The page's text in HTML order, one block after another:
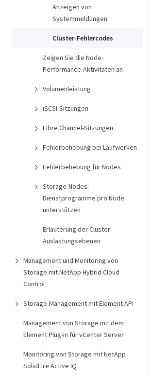
Anzeigen von
Systemmeldungen
Cluster-Fehlercodes
Zeigen Sie die Node-
Performance-Aktivitäten an
Volumenleistung
iSCSI-Sitzungen
Fibre Channel-Sitzungen
Fehlerbehebung bei Laufwerken
Fehlerbehebung für Nodes
Storage-Nodes:
Dienstprogramme pro Node
unterstützen
Erläuterung der Cluster-
Auslastungsebenen
Management und Monitoring von
Storage mit NetApp Hybrid Cloud
Control
Storage-Management mit Element API
Management von Storage mit dem
Element Plug-in für vCenter Server
Monitoring von Storage mit NetApp
SolidFire Active IQ